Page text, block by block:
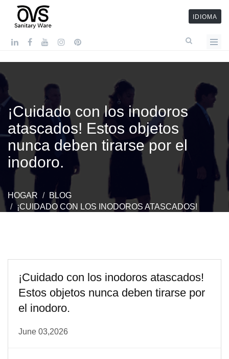
IDIOMA
¡Cuidado con los inodoros
atascados! Estos objetos
nunca deben tirarse por el
inodoro.
HOGAR
BLOG
¡CUIDADO CON LOS INODOROS ATASCADOS!
¡Cuidado con los inodoros atascados!
Estos objetos nunca deben tirarse por
el inodoro.
June 03,2026